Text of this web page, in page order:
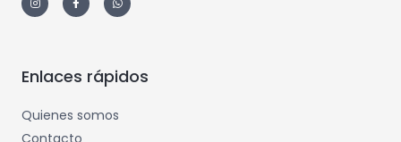
Enlaces rápidos
Quienes somos